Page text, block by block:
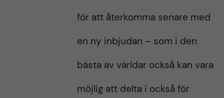
för att återkomma senare med
en ny inbjudan – som i den
bästa av världar också kan vara
möjlig att delta i också för